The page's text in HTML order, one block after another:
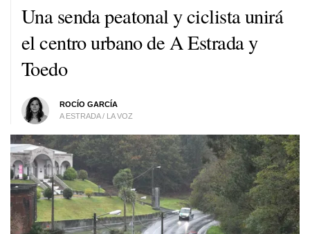
Una senda peatonal y ciclista unirá
el centro urbano de A Estrada y
Toedo
ROCÍO GARCÍA
A ESTRADA / LA VOZ